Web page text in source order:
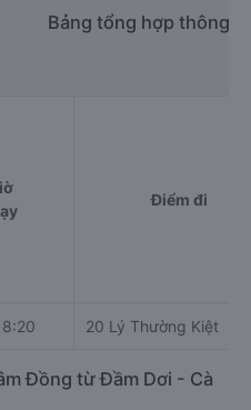
Bảng tổng hợp thông
Điểm đi
20 Lý Thường Kiệt
Đồng từ Đầm Dơi - Cà